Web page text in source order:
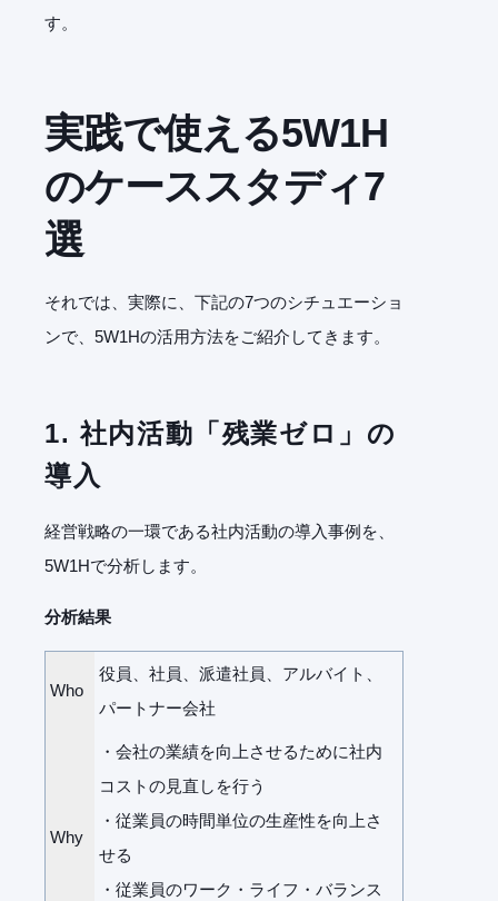
す。
実践で使える5W1H
のケーススタディ7
選
それでは、実際に、下記の7つのシチュエーショ
ンで、5W1Hの活用方法をご紹介してきます。
1. 社内活動「残業ゼロ」の
導入
経営戦略の一環である社内活動の導入事例を、
5W1Hで分析します。
分析結果
Who
役員、社員、派遣社員、アルバイト、
パートナー会社
Why
・会社の業績を向上させるために社内
コストの見直しを行う
・従業員の時間単位の生産性を向上さ
せる
・従業員のワーク・ライフ・バランス